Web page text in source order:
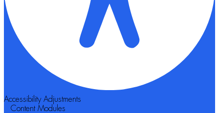
Accessibility Adjustments
Content Modules